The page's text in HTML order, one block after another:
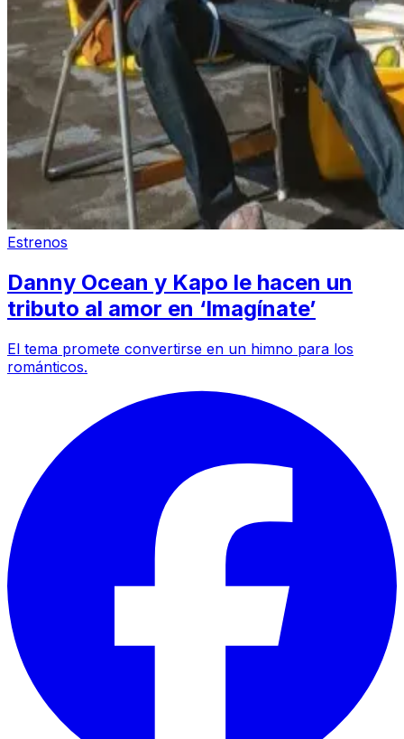
Estrenos
Danny Ocean y Kapo le hacen un
tributo al amor en ‘Imagínate’
El tema promete convertirse en un himno para los
románticos.